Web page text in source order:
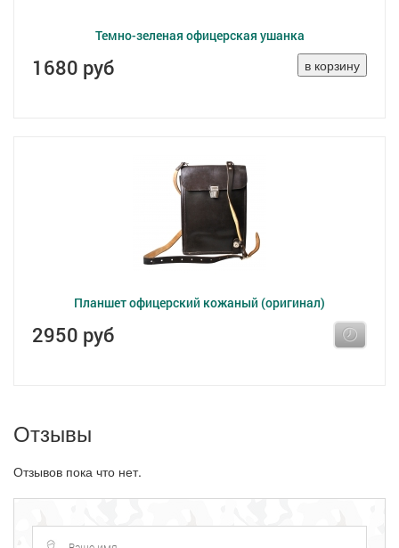
Темно-зеленая офицерская ушанка
1680 руб
Планшет офицерский кожаный (оригинал)
2950 руб
Отзывы
Отзывов пока что нет.